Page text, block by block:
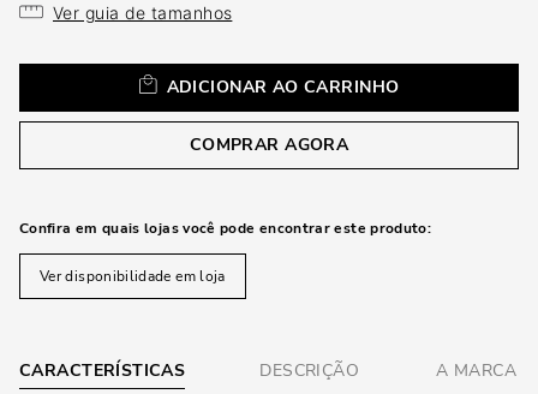
Ver guia de tamanhos
ADICIONAR AO CARRINHO
COMPRAR AGORA
Confira em quais lojas você pode encontrar este produto:
Ver disponibilidade em loja
CARACTERÍSTICAS DESCRIÇÃO A MARCA